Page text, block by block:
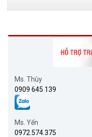
Ms. Thùy
0909 645 139
Ms. Yến
0972.574.375